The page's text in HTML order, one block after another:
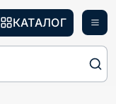
КАТАЛОГ